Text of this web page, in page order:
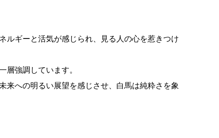
ルギーと活気が感じられ、見る人の心を惹きつけ
層強調しています。
来への明るい展望を感じさせ、白馬は純粋さを象